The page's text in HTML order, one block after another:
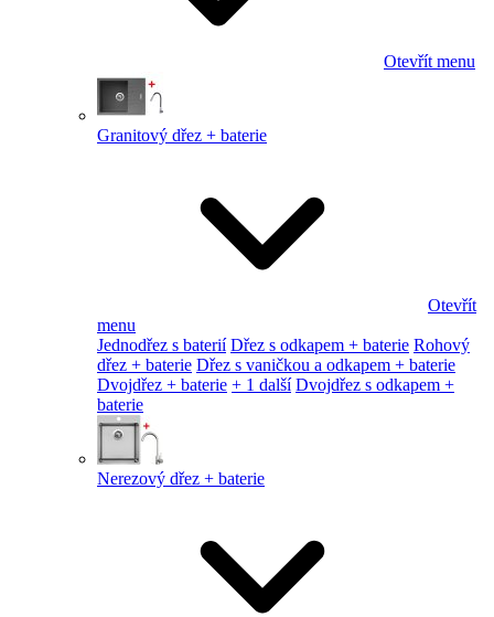
Otevřít menu
Granitový dřez + baterie
Otevřít
menu
Jednodřez s baterií Dřez s odkapem + baterie Rohový
dřez + baterie Dřez s vaničkou a odkapem + baterie
Dvojdřez + baterie + 1 další Dvojdřez s odkapem +
baterie
Nerezový dřez + baterie